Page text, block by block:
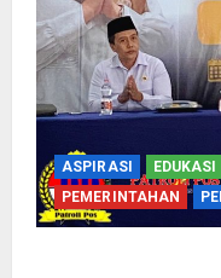
ASPIRASI EDUKASI
PEMERINTAHAN